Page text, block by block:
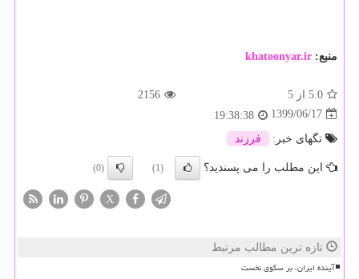
منبع: khatoonyar.ir
5.0 از 5
2156
1399/06/17
19:38:38
تگهای خبر:
فرزند
این مطلب را می پسندید؟ (1)
(0)
X
تازه ترین مطالب مرتبط
آینده ایران، بر سکوی نخست